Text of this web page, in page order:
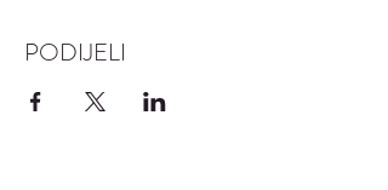
PODIJELI